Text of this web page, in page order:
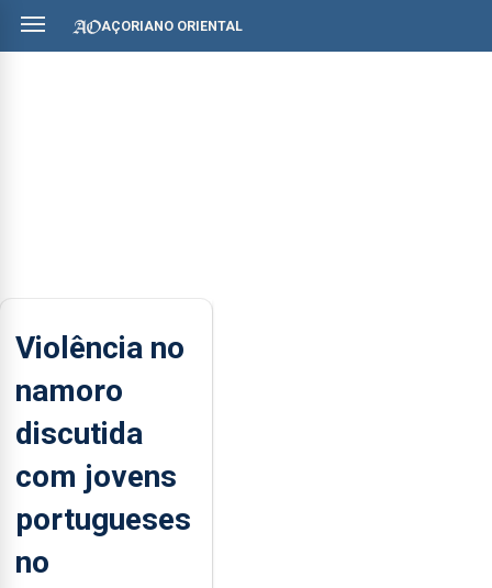
AÇORIANO ORIENTAL
Violência no
namoro
discutida
com jovens
portugueses
no